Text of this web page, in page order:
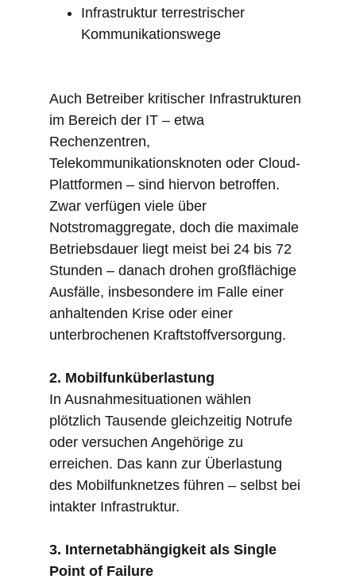
Infrastruktur terrestrischer
Kommunikationswege
Auch Betreiber kritischer Infrastrukturen
im Bereich der IT – etwa
Rechenzentren,
Telekommunikationsknoten oder Cloud-
Plattformen – sind hiervon betroffen.
Zwar verfügen viele über
Notstromaggregate, doch die maximale
Betriebsdauer liegt meist bei 24 bis 72
Stunden – danach drohen großflächige
Ausfälle, insbesondere im Falle einer
anhaltenden Krise oder einer
unterbrochenen Kraftstoffversorgung.
2. Mobilfunküberlastung
In Ausnahmesituationen wählen
plötzlich Tausende gleichzeitig Notrufe
oder versuchen Angehörige zu
erreichen. Das kann zur Überlastung
des Mobilfunknetzes führen – selbst bei
intakter Infrastruktur.
3. Internetabhängigkeit als Single
Point of Failure